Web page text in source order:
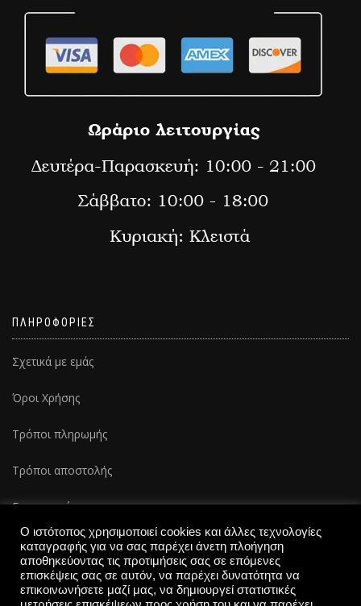
ΠΛΗΡΟΦΟΡΙΕΣ
Σχετικά με εμάς
Όροι Χρήσης
Τρόποι πληρωμής
Τρόποι αποστολής
Επικοινωνία
Ο ιστότοπος χρησιμοποιεί cookies και άλλες τεχνολογίες
καταγραφής για να σας παρέχει άνετη πλοήγηση
αποθηκεύοντας τις προτιμήσεις σας σε επόμενες
επισκέψεις σας σε αυτόν, να παρέχει δυνατότητα να
επικοινωνήσετε μαζί μας, να δημιουργεί στατιστικές